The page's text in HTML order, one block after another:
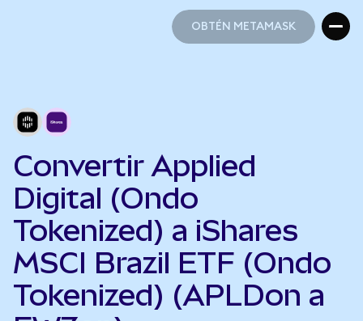
OBTÉN METAMASK
Convertir Applied
Digital (Ondo
Tokenized) a iShares
MSCI Brazil ETF (Ondo
Tokenized) (APLDon a